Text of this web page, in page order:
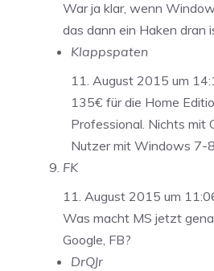
War ja klar, wenn
das dann ein Haken dran
Klappspaten
11. August 2015 um
135€ für die Home
Professional. Nichts mit
Nutzer mit Windows 7-
FK
11. August 2015 um
Was macht MS jetzt
Google, FB?
DrQJr